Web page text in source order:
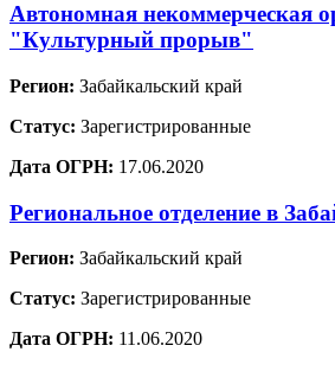
Автономная некоммерческая
"Культурный прорыв"
Регион: Забайкальский край
Статус: Зарегистрированные
Дата ОГРН: 17.06.2020
Региональное отделение в
Регион: Забайкальский край
Статус: Зарегистрированные
Дата ОГРН: 11.06.2020